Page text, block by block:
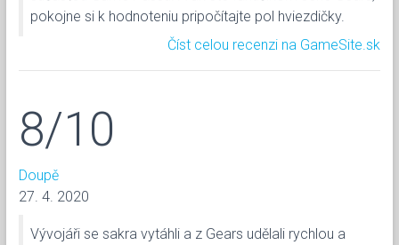
pokojne si k hodnoteniu pripočítajte pol hviezdičky.
Číst celou recenzi na GameSite.sk
8/10
Doupě
27. 4. 2020
Vývojáři se sakra vytáhli a z Gears udělali rychlou a